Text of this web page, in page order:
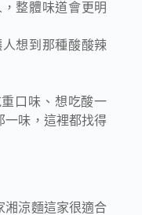
整體味道會更明
想到那種酸酸辣
口味、想吃酸一
一味，這裡都找得
湘涼麵這家很適合